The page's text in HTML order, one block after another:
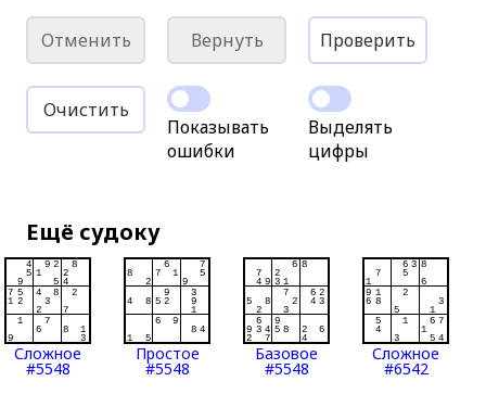
Отменить Вернуть Проверить
Очистить
Показывать
ошибки
Выделять
цифры
Ещё судоку
Сложное
#5548
Простое
#5548
Базовое
#5548
Сложное
#6542